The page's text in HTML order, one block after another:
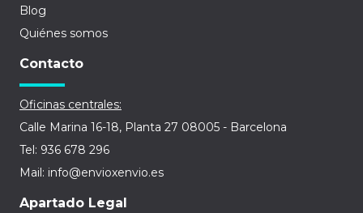
Blog
Quiénes somos
Contacto
Oficinas centrales:
Calle Marina 16-18, Planta 27 08005 - Barcelona
Tel: 936 678 296
Mail: info@envioxenvio.es
Apartado Legal